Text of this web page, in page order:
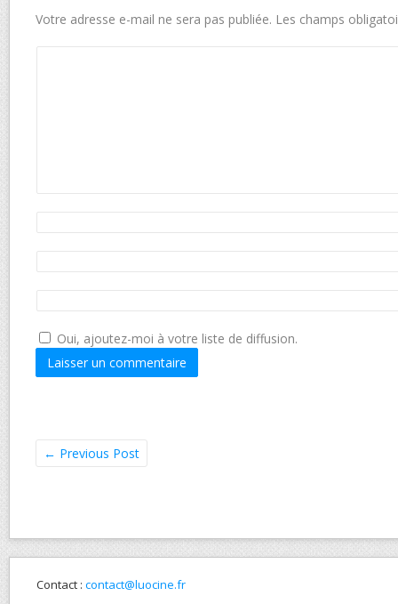
Votre adresse e-mail ne sera pas publiée. Les champs
Oui, ajoutez-moi à votre liste de diffusion.
← Previous Post
Contact : contact@luocine.fr